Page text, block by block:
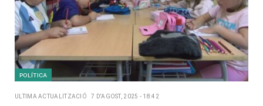
POLÍTICA
ULTIMA ACTUALITZACIÓ 7 D'AGOST, 2025 - 18:42